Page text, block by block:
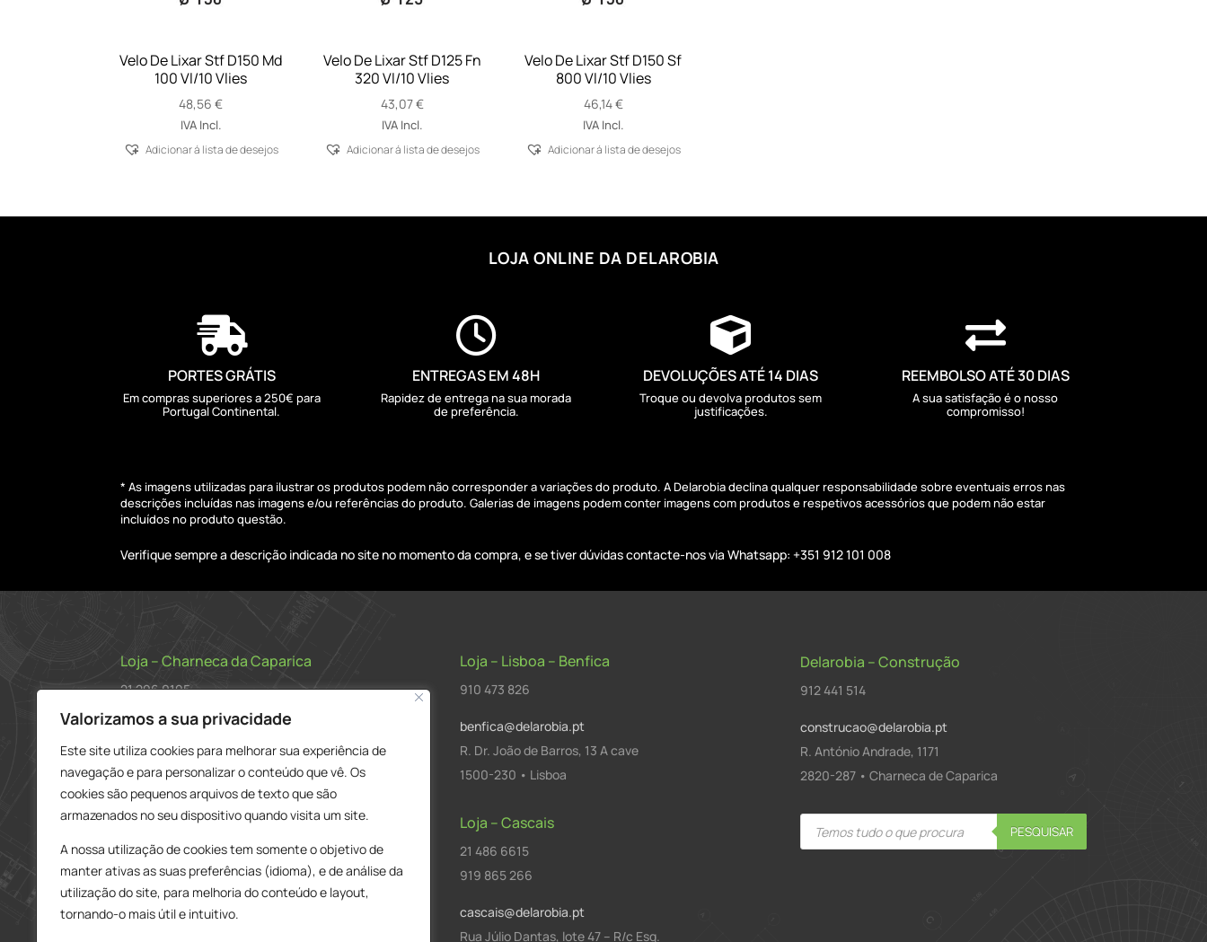
Valorizamos a sua privacidade
Este site utiliza cookies para melhorar sua experiência de
navegação e para personalizar o conteúdo que vê. Os
cookies são pequenos arquivos de texto que são
armazenados no seu dispositivo quando visita um site.
A nossa utilização de cookies tem somente o objetivo de
manter ativas as suas preferências (idioma), e de análise da
utilização do site, para melhoria do conteúdo e layout,
tornando-o mais útil e intuitivo.
Velo De Lixar Stf D150 Md
100 Vl/10 Vlies
48,56€
IVA Incl.
Adicionar á lista de desejos
Velo De Lixar Stf D125 Fn
320 Vl/10 Vlies
43,07€
IVA Incl.
Adicionar á lista de desejos
Velo De Lixar Stf D150 Sf
800 Vl/10 Vlies
46,14€
IVA Incl.
Adicionar á lista de desejos
LOJA ONLINE DA DELAROBIA

PORTES GRÁTIS
Em compras superiores a 250€ para
Portugal Continental.

ENTREGAS EM 48H
Rapidez de entrega na sua morada
de preferência.

DEVOLUÇÕES ATÉ 14 DIAS
Troque ou devolva produtos sem
justificações.

REEMBOLSO ATÉ 30 DIAS
A sua satisfação é o nosso
compromisso!
* As imagens utilizadas para ilustrar os produtos podem não corresponder a variações do produto. A Delarobia declina qualquer responsabilidade sobre eventuais erros nas
descrições incluídas nas imagens e/ou referências do produto. Galerias de imagens podem conter imagens com produtos e respetivos acessórios que podem não estar
incluídos no produto questão.
Verifique sempre a descrição indicada no site no momento da compra, e se tiver dúvidas contacte-nos via Whatsapp: +351 912 101 008
Loja – Charneca da Caparica
21 296 0195
912 606 251
charneca@delarobia.pt
R. António Andrade, 1116
2820-287 • Charneca da Caparica
Loja – Lisboa – Benfica
910 473 826
benfica@delarobia.pt
R. Dr. João de Barros, 13 A cave
1500-230 • Lisboa
Loja – Tires
214 453 329
919 865 192
919 865 292
Loja – Cascais
21 486 6615
919 865 266
cascais@delarobia.pt
Rua Júlio Dantas, lote 47 – R/c Esq.
Delarobia – Construção
912 441 514
construcao@delarobia.pt
R. António Andrade, 1171
2820-287 • Charneca de Caparica
Products
search PESQUISAR